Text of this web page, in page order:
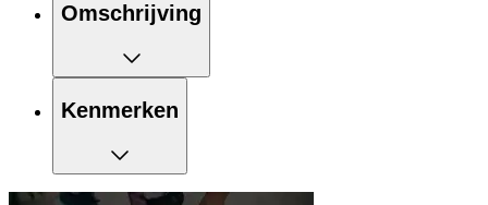
Omschrijving
Kenmerken